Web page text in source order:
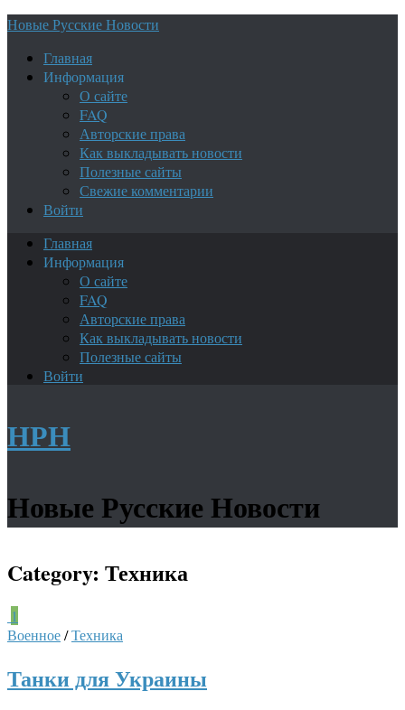
Новые Русские Новости
Главная
Информация
О сайте
FAQ
Авторские права
Как выкладывать новости
Полезные сайты
Свежие комментарии
Войти
Главная
Информация
О сайте
FAQ
Авторские права
Как выкладывать новости
Полезные сайты
Войти
НРН
Новые Русские Новости
Category: Техника
1
Военное/Техника
Танки для Украины